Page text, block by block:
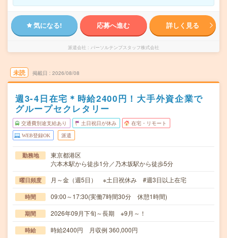
気になる! 応募へ進む 詳しく見る
派遣会社 パーソルテンプスタッフ株式会社
未読 掲載日 2026/08/08
週3-4日在宅＊時給2400円！大手外資企業で
グループセクレタリー
交通費別途支給あり 土日祝日が休み 在宅・リモート
WEB登録OK 派遣
勤務地
東京都港区
六本木駅から徒歩1分／乃木坂駅から徒歩5分
曜日頻度 月～金（週5日） ※土日祝休み #週3日以上在宅
時間 09:00～17:30(実働7時間30分 休憩1時間)
期間 2026年09月下旬～長期 ※9月～！
時給 時給2400円 月収例 360,000円